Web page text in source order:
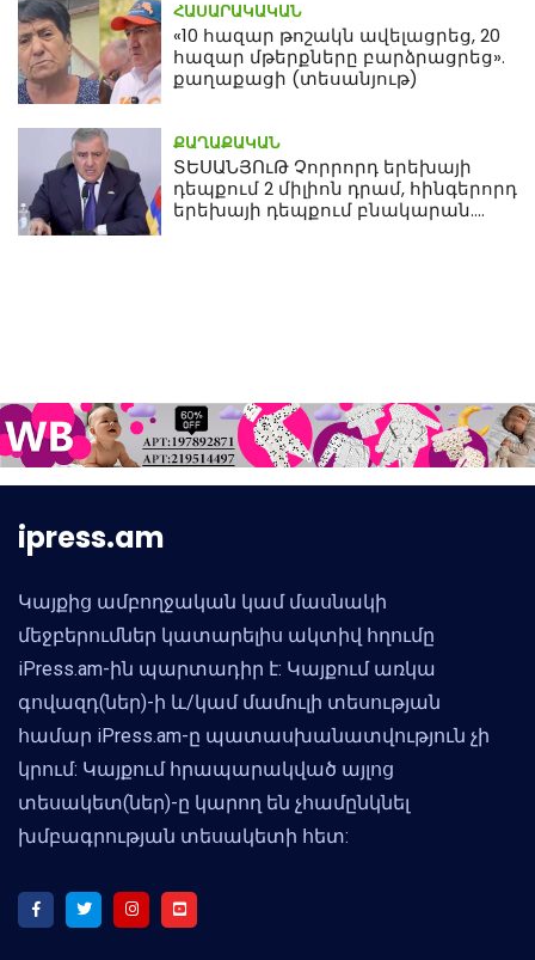
ՀԱՍԱՐԱԿԱԿԱՆ
«10 հազար թոշակն ավելացրեց, 20
հազար մթերքները բարձրացրեց».
քաղաքացի (տեսանյութ)
ՔԱՂԱՔԱԿԱՆ
ՏԵՍԱՆՅՈւԹ Չորրորդ երեխայի
դեպքում 2 միլիոն դրամ, հինգերորդ
երեխայի դեպքում բնակարան.
ipress.am
Կայքից ամբողջական կամ մասնակի
մեջբերումներ կատարելիս ակտիվ հղումը
iPress.am-ին պարտադիր է: Կայքում առկա
գովազդ(ներ)-ի և/կամ մամուլի տեսության
համար iPress.am-ը պատասխանատվություն չի
կրում: Կայքում հրապարակված այլոց
տեսակետ(ներ)-ը կարող են չհամընկնել
խմբագրության տեսակետի հետ: